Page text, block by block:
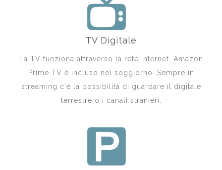
TV Digitale
La TV funziona attraverso la rete internet. Amazon
Prime TV è incluso nel soggiorno. Sempre in
streaming c'è la possibilità di guardare il digitale
terrestre o i canali stranieri.